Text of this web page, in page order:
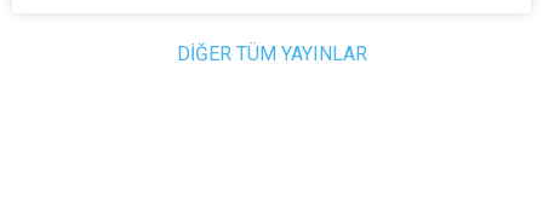
DİĞER TÜM YAYINLAR